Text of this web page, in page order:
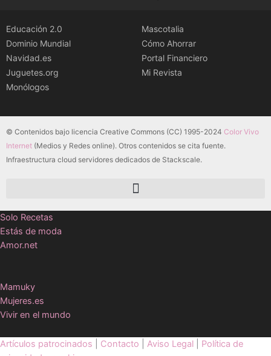
Educación 2.0
Dominio Mundial
Navidad.es
Juguetes.org
Monólogos
Mascotalia
Cómo Ahorrar
Portal Financiero
Mi Revista
© Contenidos bajo licencia Creative Commons (CC) 1995-2024 Color Vivo
Internet (Medios y Redes online). Otros contenidos se cita fuente.
Infraestructura cloud servidores dedicados de Stackscale.
Solo Recetas
Estás de moda
Amor.net
Mamuky
Mujeres.es
Vivir en el mundo
Artículos patrocinados Contacto Aviso Legal
Política de